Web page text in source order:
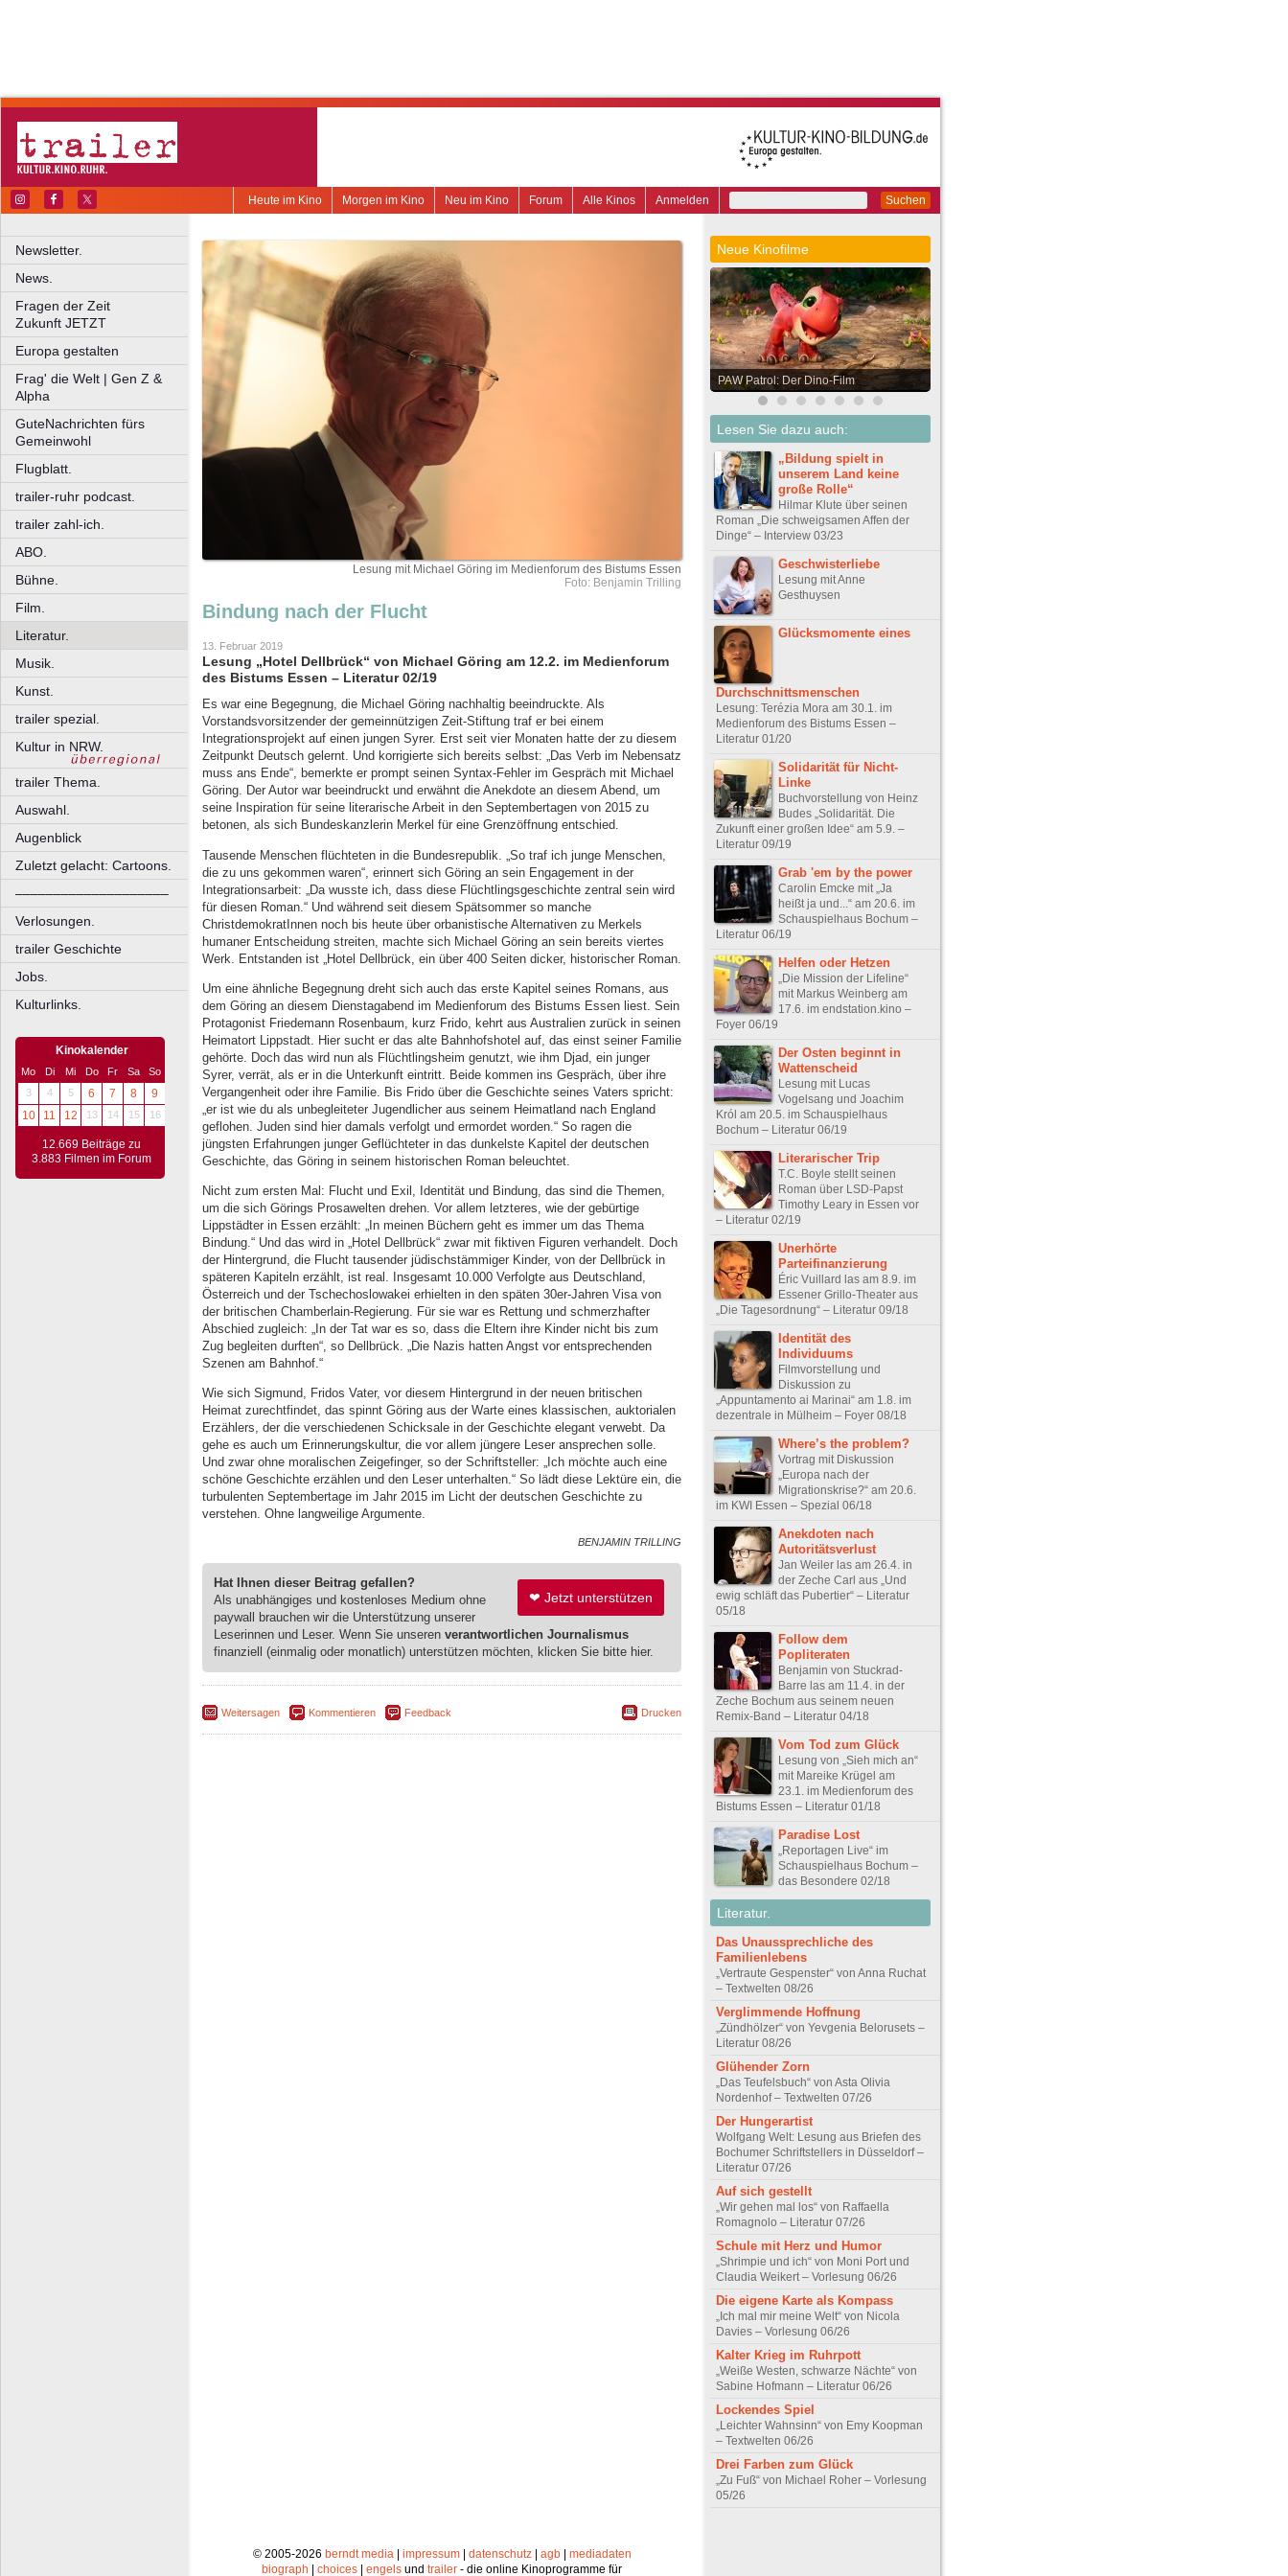
Suchen
Anmelden
Alle Kinos
Forum
Neu im Kino
Morgen im Kino
Heute im Kino
Newsletter.
News.
Fragen der Zeit
Zukunft JETZT
Europa gestalten
Frag' die Welt | Gen Z &
Alpha
GuteNachrichten fürs
Gemeinwohl
Flugblatt.
trailer-ruhr podcast.
trailer zahl-ich.
ABO.
Bühne.
Film.
Literatur.
Musik.
Kunst.
trailer spezial.
Kultur in NRW.
trailer Thema.
Auswahl.
Augenblick
Zuletzt gelacht: Cartoons.
––––––––––––––––––––
Verlosungen.
trailer Geschichte
Jobs.
Kulturlinks.
Kinokalender
Mo Di Mi Do Fr Sa
So
3
4 5 6 7 8
9
10
11 12 13 14 15 16
12.669 Beiträge zu
3.883 Filmen im Forum
Lesung mit Michael Göring im Medienforum des Bistums Essen
Foto: Benjamin Trilling
Bindung nach der Flucht
13. Februar 2019
Lesung „Hotel Dellbrück“ von Michael Göring am 12.2. im Medienforum
des Bistums Essen – Literatur 02/19
Es war eine Begegnung, die Michael Göring nachhaltig beeindruckte. Als
Vorstandsvorsitzender der gemeinnützigen Zeit-Stiftung traf er bei einem
Integrationsprojekt auf einen jungen Syrer. Erst seit vier Monaten hatte der zu diesem
Zeitpunkt Deutsch gelernt. Und korrigierte sich bereits selbst: „Das Verb im Nebensatz
muss ans Ende“, bemerkte er prompt seinen Syntax-Fehler im Gespräch mit Michael
Göring. Der Autor war beeindruckt und erwähnt die Anekdote an diesem Abend, um
seine Inspiration für seine literarische Arbeit in den Septembertagen von 2015 zu
betonen, als sich Bundeskanzlerin Merkel für eine Grenzöffnung entschied.
Tausende Menschen flüchteten in die Bundesrepublik. „So traf ich junge Menschen,
die zu uns gekommen waren“, erinnert sich Göring an sein Engagement in der
Integrationsarbeit: „Da wusste ich, dass diese Flüchtlingsgeschichte zentral sein wird
für diesen Roman.“ Und während seit diesem Spätsommer so manche
ChristdemokratInnen noch bis heute über orbanistische Alternativen zu Merkels
humaner Entscheidung streiten, machte sich Michael Göring an sein bereits viertes
Werk. Entstanden ist „Hotel Dellbrück, ein über 400 Seiten dicker, historischer Roman.
Um eine ähnliche Begegnung dreht sich auch das erste Kapitel seines Romans, aus
dem Göring an diesem Dienstagabend im Medienforum des Bistums Essen liest. Sein
Protagonist Friedemann Rosenbaum, kurz Frido, kehrt aus Australien zurück in seinen
Heimatort Lippstadt. Hier sucht er das alte Bahnhofshotel auf, das einst seiner Familie
gehörte. Doch das wird nun als Flüchtlingsheim genutzt, wie ihm Djad, ein junger
Syrer, verrät, als er in die Unterkunft eintritt. Beide kommen ins Gespräch, über ihre
Vergangenheit oder ihre Familie. Bis Frido über die Geschichte seines Vaters spricht:
„er ist wie du als unbegleiteter Jugendlicher aus seinem Heimatland nach England
geflohen. Juden sind hier damals verfolgt und ermordet worden.“ So ragen die
jüngsten Erfahrungen junger Geflüchteter in das dunkelste Kapitel der deutschen
Geschichte, das Göring in seinem historischen Roman beleuchtet.
Nicht zum ersten Mal: Flucht und Exil, Identität und Bindung, das sind die Themen,
um die sich Görings Prosawelten drehen. Vor allem letzteres, wie der gebürtige
Lippstädter in Essen erzählt: „In meinen Büchern geht es immer um das Thema
Bindung.“ Und das wird in „Hotel Dellbrück“ zwar mit fiktiven Figuren verhandelt. Doch
der Hintergrund, die Flucht tausender jüdischstämmiger Kinder, von der Dellbrück in
späteren Kapiteln erzählt, ist real. Insgesamt 10.000 Verfolgte aus Deutschland,
Österreich und der Tschechoslowakei erhielten in den späten 30er-Jahren Visa von
der britischen Chamberlain-Regierung. Für sie war es Rettung und schmerzhafter
Abschied zugleich: „In der Tat war es so, dass die Eltern ihre Kinder nicht bis zum
Zug begleiten durften“, so Dellbrück. „Die Nazis hatten Angst vor entsprechenden
Szenen am Bahnhof.“
Wie sich Sigmund, Fridos Vater, vor diesem Hintergrund in der neuen britischen
Heimat zurechtfindet, das spinnt Göring aus der Warte eines klassischen, auktorialen
Erzählers, der die verschiedenen Schicksale in der Geschichte elegant verwebt. Da
gehe es auch um Erinnerungskultur, die vor allem jüngere Leser ansprechen solle.
Und zwar ohne moralischen Zeigefinger, so der Schriftsteller: „Ich möchte auch eine
schöne Geschichte erzählen und den Leser unterhalten.“ So lädt diese Lektüre ein, die
turbulenten Septembertage im Jahr 2015 im Licht der deutschen Geschichte zu
verstehen. Ohne langweilige Argumente.
BENJAMIN TRILLING
❤ Jetzt unterstützen
Hat Ihnen dieser Beitrag gefallen?
Als unabhängiges und kostenloses Medium ohne
paywall brauchen wir die Unterstützung unserer
Leserinnen und Leser. Wenn Sie unseren verantwortlichen Journalismus
finanziell (einmalig oder monatlich) unterstützen möchten, klicken Sie bitte hier.
Weitersagen Kommentieren Feedback Drucken
Neue Kinofilme
PAW Patrol: Der Dino-Film
Lesen Sie dazu auch:
„Bildung spielt in
unserem Land keine
große Rolle“
Hilmar Klute über seinen
Roman „Die schweigsamen Affen der
Dinge“ – Interview 03/23
Geschwisterliebe
Lesung mit Anne
Gesthuysen
Glücksmomente eines
Durchschnittsmenschen
Lesung: Terézia Mora am 30.1. im
Medienforum des Bistums Essen –
Literatur 01/20
Solidarität für Nicht-
Linke
Buchvorstellung von Heinz
Budes „Solidarität. Die
Zukunft einer großen Idee“ am 5.9. –
Literatur 09/19
Grab 'em by the power
Carolin Emcke mit „Ja
heißt ja und...“ am 20.6. im
Schauspielhaus Bochum –
Literatur 06/19
Helfen oder Hetzen
„Die Mission der Lifeline“
mit Markus Weinberg am
17.6. im endstation.kino –
Foyer 06/19
Der Osten beginnt in
Wattenscheid
Lesung mit Lucas
Vogelsang und Joachim
Król am 20.5. im Schauspielhaus
Bochum – Literatur 06/19
Literarischer Trip
T.C. Boyle stellt seinen
Roman über LSD-Papst
Timothy Leary in Essen vor
– Literatur 02/19
Unerhörte
Parteifinanzierung
Éric Vuillard las am 8.9. im
Essener Grillo-Theater aus
„Die Tagesordnung“ – Literatur 09/18
Identität des
Individuums
Filmvorstellung und
Diskussion zu
„Appuntamento ai Marinai“ am 1.8. im
dezentrale in Mülheim – Foyer 08/18
Where’s the problem?
Vortrag mit Diskussion
„Europa nach der
Migrationskrise?“ am 20.6.
im KWI Essen – Spezial 06/18
Anekdoten nach
Autoritätsverlust
Jan Weiler las am 26.4. in
der Zeche Carl aus „Und
ewig schläft das Pubertier“ – Literatur
05/18
Follow dem
Popliteraten
Benjamin von Stuckrad-
Barre las am 11.4. in der
Zeche Bochum aus seinem neuen
Remix-Band – Literatur 04/18
Vom Tod zum Glück
Lesung von „Sieh mich an“
mit Mareike Krügel am
23.1. im Medienforum des
Bistums Essen – Literatur 01/18
Paradise Lost
„Reportagen Live“ im
Schauspielhaus Bochum –
das Besondere 02/18
Literatur.
Das Unaussprechliche des
Familienlebens
„Vertraute Gespenster“ von Anna Ruchat
– Textwelten 08/26
Verglimmende Hoffnung
„Zündhölzer“ von Yevgenia Belorusets –
Literatur 08/26
Glühender Zorn
„Das Teufelsbuch“ von Asta Olivia
Nordenhof – Textwelten 07/26
Der Hungerartist
Wolfgang Welt: Lesung aus Briefen des
Bochumer Schriftstellers in Düsseldorf –
Literatur 07/26
Auf sich gestellt
„Wir gehen mal los“ von Raffaella
Romagnolo – Literatur 07/26
Schule mit Herz und Humor
„Shrimpie und ich“ von Moni Port und
Claudia Weikert – Vorlesung 06/26
Die eigene Karte als Kompass
„Ich mal mir meine Welt“ von Nicola
Davies – Vorlesung 06/26
Kalter Krieg im Ruhrpott
„Weiße Westen, schwarze Nächte“ von
Sabine Hofmann – Literatur 06/26
Lockendes Spiel
„Leichter Wahnsinn“ von Emy Koopman
– Textwelten 06/26
Drei Farben zum Glück
„Zu Fuß“ von Michael Roher – Vorlesung
05/26
© 2005-2026 berndt media| impressum| datenschutz| agb| mediadaten
biograph
choices engels und trailer - die online Kinoprogramme für